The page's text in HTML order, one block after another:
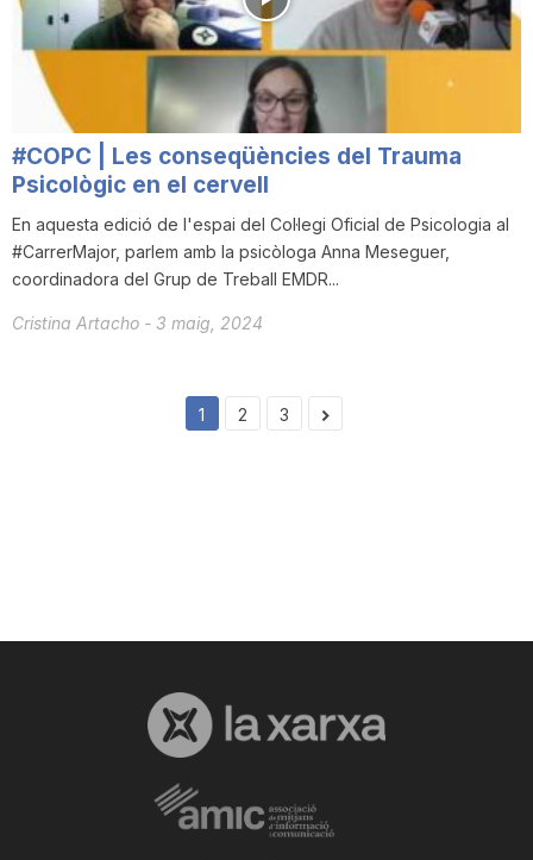
#COPC | Les conseqüències del Trauma
Psicològic en el cervell
En aquesta edició de l'espai del Col·legi Oficial de Psicologia al
#CarrerMajor, parlem amb la psicòloga Anna Meseguer,
coordinadora del Grup de Treball EMDR...
Cristina Artacho - 3 maig, 2024
1 2 3